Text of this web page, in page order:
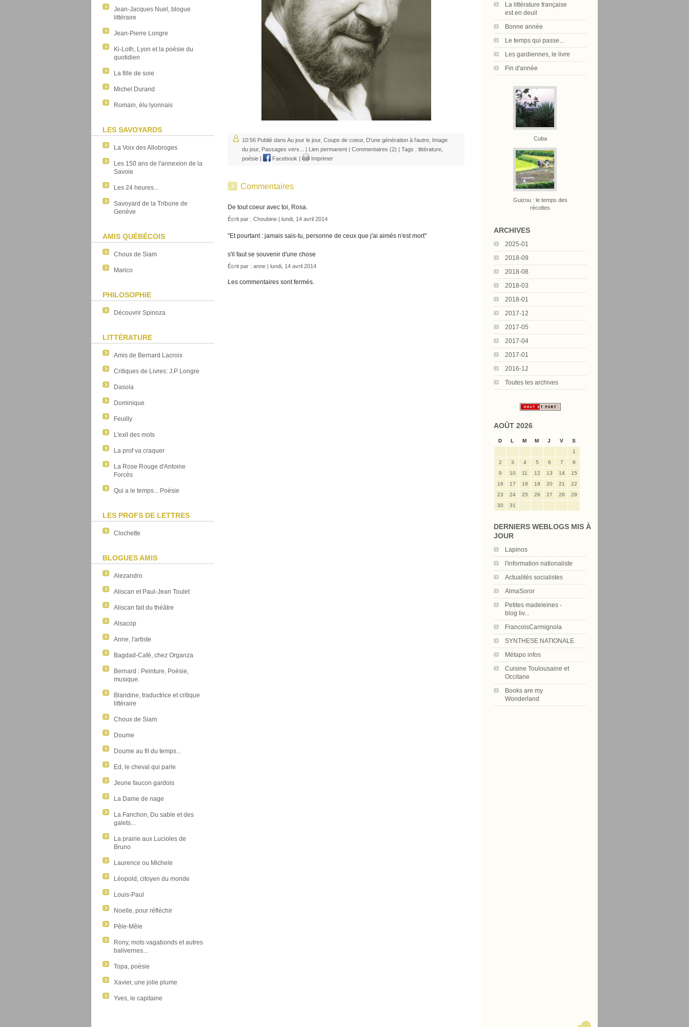
Jean-Jacques Nuel, blogue
littéraire
Jean-Pierre Longre
Ki-Loth, Lyon et la poésie du
quotidien
La fille de soie
Michel Durand
Romain, élu lyonnais
LES SAVOYARDS
La Voix des Allobroges
Les 150 ans de l'annexion de la
Savoie
Les 24 heures...
Savoyard de la Tribune de
Genève
AMIS QUÉBÉCOIS
Choux de Siam
Marico
PHILOSOPHIE
Découvrir Spinoza
LITTÉRATURE
Amis de Bernard Lacroix
Critiques de Livres: J.P Longre
Dasola
Dominique
Feuilly
L'exil des mots
La prof va craquer
La Rose Rouge d'Antoine
Forcès
Qui a le temps... Poésie
LES PROFS DE LETTRES
Clochette
BLOGUES AMIS
Alezandro
Aliscan et Paul-Jean Toulet
Aliscan fait du théâtre
Alsacop
Anne, l'artiste
Bagdad-Café, chez Organza
Bernard : Peinture, Poésie,
musique.
Blandine, traductrice et critique
littéraire
Choux de Siam
Doume
Doume au fil du temps...
Ed, le cheval qui parle
Jeune faucon gardois
La Dame de nage
La Fanchon, Du sable et des
galets...
La prairie aux Lucioles de
Bruno
Laurence ou Michele
Léopold, citoyen du monde
Louis-Paul
Noelle, pour réfléchir
Pêle-Mêle
Rony, mots vagabonds et autres
balivernes...
Topa, poésie
Xavier, une jolie plume
Yves, le capitaine
La littérature française
est en deuil
Bonne année
Le temps qui passe...
Les gardiennes, le livre
Fin d'année
Cuba
Guizou : le temps des
récoltes
ARCHIVES
2025-01
2018-09
2018-08
2018-03
2018-01
2017-12
2017-05
2017-04
2017-01
2016-12
Toutes les archives
AOÛT 2026
D L M M J V
S
1
2
3 4 5 6 7
8
9
10 11 12 13 14
15
16
17 18 19 20 21
22
23
24 25 26 27 28
29
30
31
DERNIERS WEBLOGS MIS À
JOUR
Lapinos
l'information nationaliste
Actualités socialistes
AlmaSoror
Petites madeleines -
blog liv...
FrancoisCarmignola
SYNTHESE NATIONALE
Métapo infos
Cuisine Toulousaine et
Occitane
Books are my
Wonderland
10:56 Publié dans Au jour le jour, Coups de coeur, D'une génération à l'autre Image
du jour, Passages vers... | Lien permanent | Commentaires (2) | Tags : littérature
poésie | Facebook | Imprimer
Commentaires
De tout coeur avec toi, Rosa.
Écrit par : Choubine | lundi, 14 avril 2014
"Et pourtant : jamais sais-tu, personne de ceux que j'ai aimés n'est mort"
s'il faut se souvenir d'une chose
Écrit par : anne | lundi, 14 avril 2014
Les commentaires sont fermés.